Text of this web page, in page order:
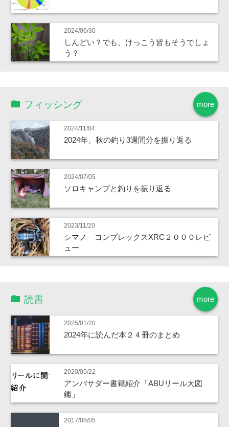
2024/06/30
しんどい？でも、けっこう皆もそうでしょ
う？
more
フィッシング
2024/11/04
2024年、秋の釣り3週間分を振り返る
2024/07/05
ソロキャンプと釣りを振り返る
2023/11/20
シマノ コンプレックスXRC２０００レビ
ュー
more
読書
2025/01/20
2024年に読んだ本２４冊のまとめ
2020/05/22
アンバサダー書籍紹介「ABUリール大図
鑑」
2017/08/05